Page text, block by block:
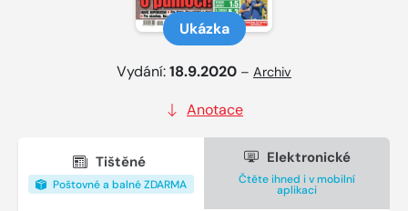
Ukázka
Vydání:18.9.2020 – Archiv
Anotace
Tištěné
Poštovné a balné ZDARMA
Elektronické
Čtěte ihned i v mobilní
aplikaci